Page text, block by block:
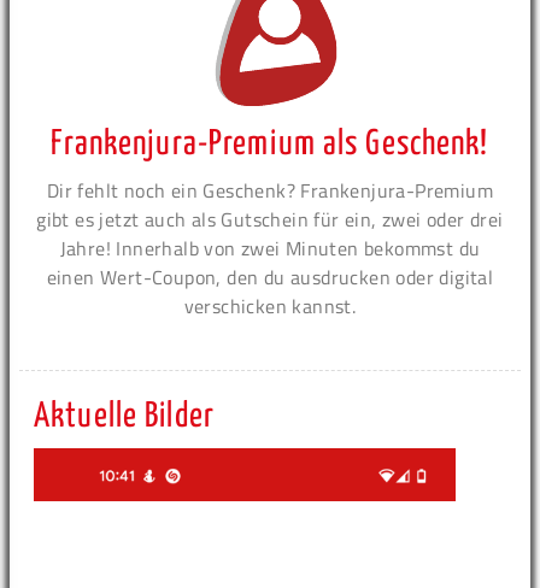
Frankenjura-Premium als Geschenk!
Dir fehlt noch ein Geschenk? Frankenjura-Premium
gibt es jetzt auch als Gutschein für ein, zwei oder drei
Jahre! Innerhalb von zwei Minuten bekommst du
einen Wert-Coupon, den du ausdrucken oder digital
verschicken kannst.
Aktuelle Bilder